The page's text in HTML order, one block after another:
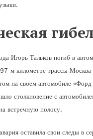
Игорь Тальков погиб в
м километре трассы
на своем автомобиле
столкновение с
встречную полосу.
оставила свои следы в